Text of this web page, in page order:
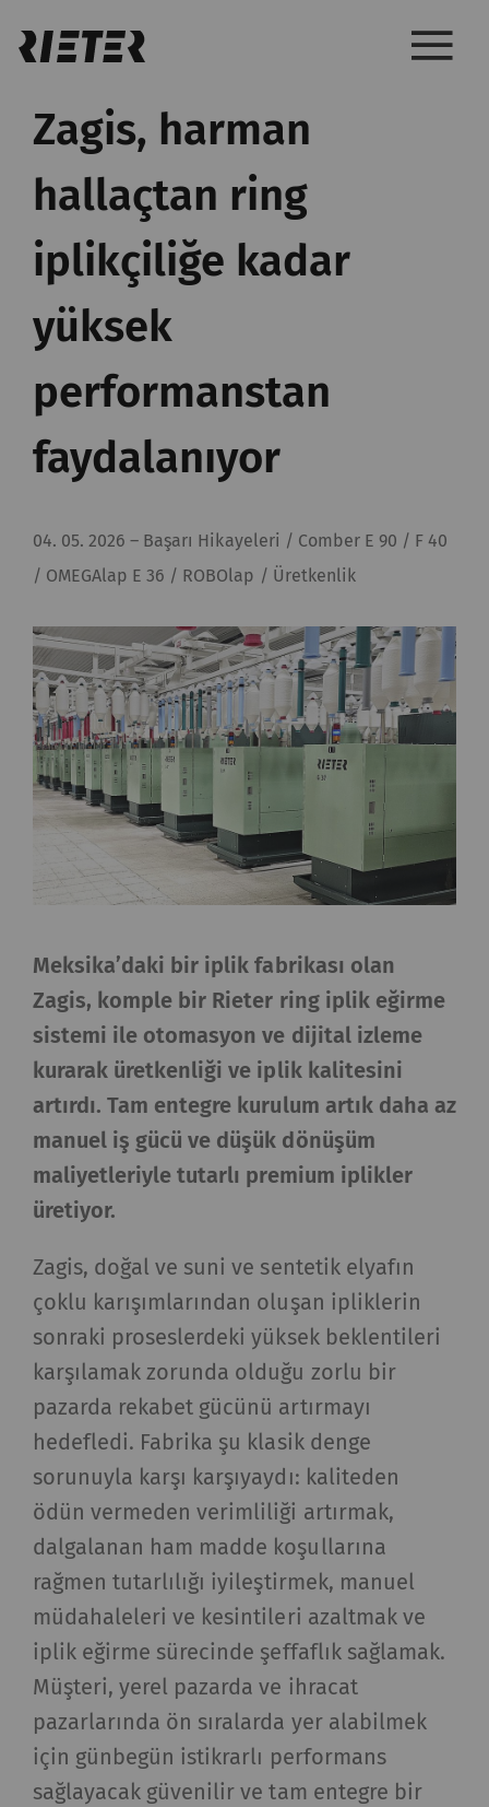
Zagis, harman
hallaçtan ring
iplikçiliğe kadar
yüksek
performanstan
faydalanıyor
04. 05. 2026– Başarı Hikayeleri / Comber E 90 / F 40
/ OMEGAlap E 36 / ROBOlap / Üretkenlik
Meksika’daki bir iplik fabrikası olan
Zagis, komple bir Rieter ring iplik eğirme
sistemi ile otomasyon ve dijital izleme
kurarak üretkenliği ve iplik kalitesini
artırdı. Tam entegre kurulum artık daha az
manuel iş gücü ve düşük dönüşüm
maliyetleriyle tutarlı premium iplikler
üretiyor.
Zagis, doğal ve suni ve sentetik elyafın
çoklu karışımlarından oluşan ipliklerin
sonraki proseslerdeki yüksek beklentileri
karşılamak zorunda olduğu zorlu bir
pazarda rekabet gücünü artırmayı
hedefledi. Fabrika şu klasik denge
sorunuyla karşı karşıyaydı: kaliteden
ödün vermeden verimliliği artırmak,
dalgalanan ham madde koşullarına
rağmen tutarlılığı iyileştirmek, manuel
müdahaleleri ve kesintileri azaltmak ve
iplik eğirme sürecinde şeffaflık sağlamak.
Müşteri, yerel pazarda ve ihracat
pazarlarında ön sıralarda yer alabilmek
için günbegün istikrarlı performans
sağlayacak güvenilir ve tam entegre bir